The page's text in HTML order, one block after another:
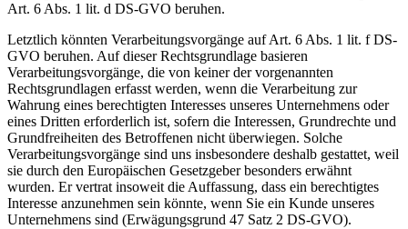
Art. 6 Abs. 1 lit. d DS-GVO beruhen.
Letztlich könnten Verarbeitungsvorgänge auf Art. 6 Abs. 1 lit. f DS-
GVO beruhen. Auf dieser Rechtsgrundlage basieren
Verarbeitungsvorgänge, die von keiner der vorgenannten
Rechtsgrundlagen erfasst werden, wenn die Verarbeitung zur
Wahrung eines berechtigten Interesses unseres Unternehmens oder
eines Dritten erforderlich ist, sofern die Interessen, Grundrechte und
Grundfreiheiten des Betroffenen nicht überwiegen. Solche
Verarbeitungsvorgänge sind uns insbesondere deshalb gestattet, weil
sie durch den Europäischen Gesetzgeber besonders erwähnt
wurden. Er vertrat insoweit die Auffassung, dass ein berechtigtes
Interesse anzunehmen sein könnte, wenn Sie ein Kunde unseres
Unternehmens sind (Erwägungsgrund 47 Satz 2 DS-GVO).